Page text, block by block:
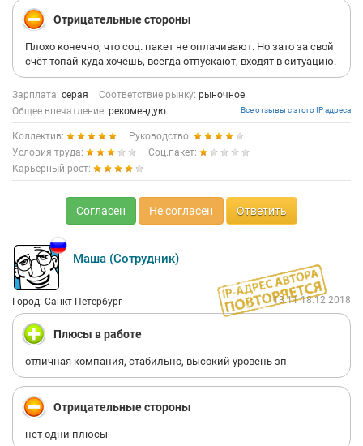
Отрицательные стороны
Плохо конечно, что соц. пакет не оплачивают. Но зато за свой
счёт топай куда хочешь, всегда отпускают, входят в ситуацию.
Зарплата: серая Соответствие рынку: рыночное
Общее впечатление: рекомендую Все отзывы с этого IP адреса
Коллектив:
Руководство:
Условия труда:
Соц.пакет:
Карьерный рост:
Согласен Не согласен Ответить
Маша (Сотрудник)
Город: Санкт-Петербург 13:11 18.12.2018
Плюсы в работе
отличная компания, стабильно, высокий уровень зп
Отрицательные стороны
нет одни плюсы